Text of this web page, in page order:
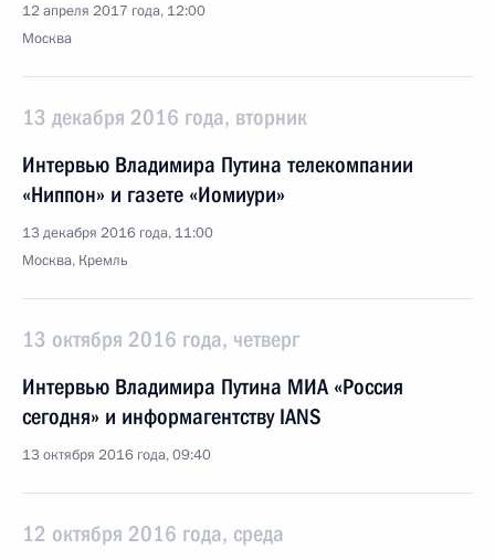
12 апреля 2017 года, 12:00
Москва
13 декабря 2016 года, вторник
Интервью Владимира Путина телекомпании
«Ниппон» и газете «Иомиури»
13 декабря 2016 года, 11:00
Москва, Кремль
13 октября 2016 года, четверг
Интервью Владимира Путина МИА «Россия
сегодня» и информагентству IANS
13 октября 2016 года, 09:40
12 октября 2016 года, среда